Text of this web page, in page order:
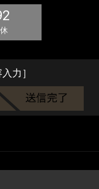
力］